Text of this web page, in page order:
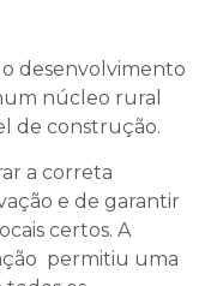
desenvolvimento
núcleo rural
de construção.
a correta
e de garantir
certos. A
permitiu uma